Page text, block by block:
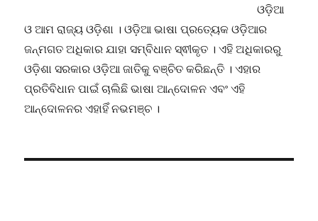
ଓଡ଼ିଆ
ଓ ଆମ ରାଜ୍ୟ ଓଡ଼ିଶା । ଓଡ଼ିଆ ଭାଷା ପ୍ରତ୍ୟେକ ଓଡ଼ିଆର
ଜନ୍ମଗତ ଅଧିକାର ଯାହା ସମ୍ବିଧାନ ସ୍ଵୀକୃତ । ଏହି ଅଧିକାରରୁ
ଓଡ଼ିଶା ସରକାର ଓଡ଼ିଆ ଜାତିକୁ ବଞ୍ଚିତ କରିଛନ୍ତି । ଏହାର
ପ୍ରତିବିଧାନ ପାଇଁ ଚାଲିଛି ଭାଷା ଆନ୍ଦୋଳନ ଏବଂ ଏହି
ଆନ୍ଦୋଳନର ଏହାହିଁ ନଭମଞ୍ଚ ।